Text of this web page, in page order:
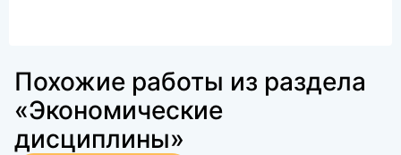
Похожие работы из раздела
«Экономические
дисциплины»